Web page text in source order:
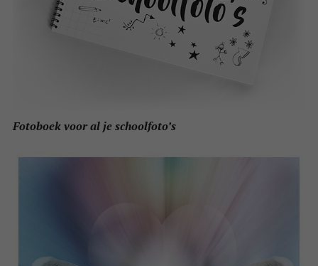
Fotoboek voor al je schoolfoto’s